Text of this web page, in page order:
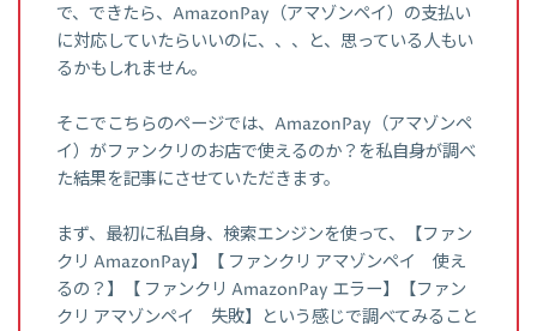
で、できたら、AmazonPay（アマゾンペイ）の支払い
に対応していたらいいのに、、、と、思っている人もい
るかもしれません。
そこでこちらのページでは、AmazonPay（アマゾンペ
イ）がファンクリのお店で使えるのか？を私自身が調べ
た結果を記事にさせていただきます。
まず、最初に私自身、検索エンジンを使って、【ファン
クリ AmazonPay】【 ファンクリ アマゾンペイ 使え
るの？】【 ファンクリ AmazonPay エラー】【ファン
クリ アマゾンペイ 失敗】という感じで調べてみること